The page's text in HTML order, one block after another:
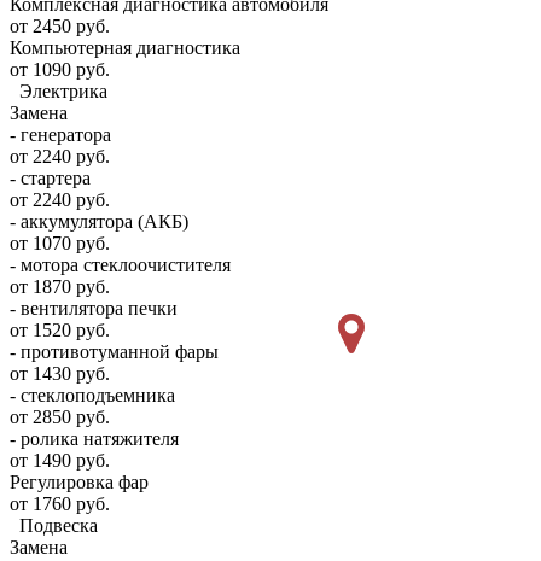
Комплексная диагностика автомобиля
от 2450 руб.
Компьютерная диагностика
от 1090 руб.
Электрика
Замена
- генератора
от 2240 руб.
- стартера
от 2240 руб.
- аккумулятора (АКБ)
от 1070 руб.
- мотора стеклоочистителя
от 1870 руб.
- вентилятора печки
от 1520 руб.
- противотуманной фары
от 1430 руб.
- стеклоподъемника
от 2850 руб.
- ролика натяжителя
от 1490 руб.
Регулировка фар
от 1760 руб.
Подвеска
Замена